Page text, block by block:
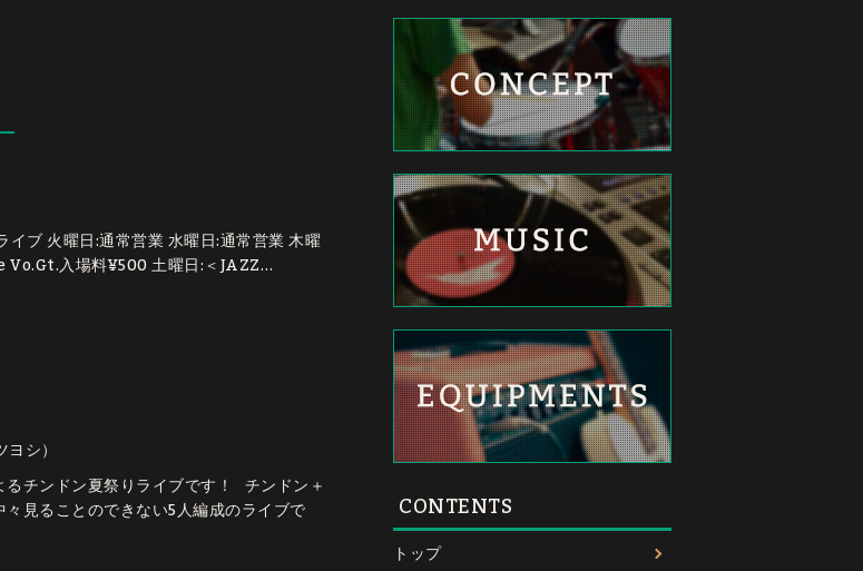
ブ 火曜日:通常営業 水曜日:通常営業 木曜
入場料¥500 土曜日:＜JAZZ…
シ）
チンドン夏祭りライブです！ チンドン＋
見ることのできない5人編成のライブで CONTENTS
トップ